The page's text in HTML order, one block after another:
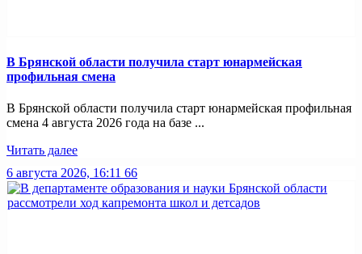
В Брянской области получила старт юнармейская
профильная смена
В Брянской области получила старт юнармейская профильная
смена 4 августа 2026 года на базе ...
Читать далее
6 августа 2026, 16:11 66